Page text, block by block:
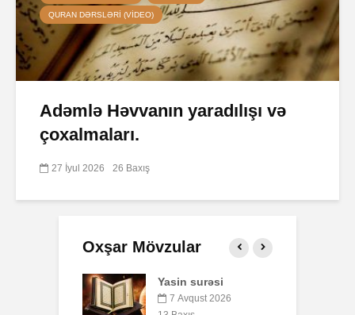
QURAN DƏRSLƏRI (VIDEO)
Adəmlə Həvvanın yaradılışı və
çoxalmaları.
27 İyul 2026 26 Baxış
Oxşar Mövzular
Qeyri-müsəlmanı
öldürən bir